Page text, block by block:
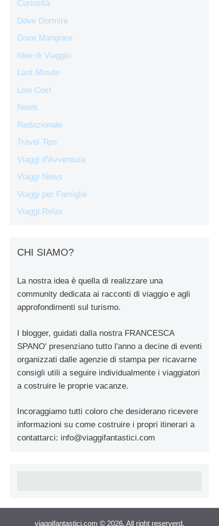
Curiosità
Dove Dormire
Dove Mangiare
Idee di Viaggio
Last Minute
Low Cost
News
Redazionale
Travel Tips
Viaggi d'Avventura
Viaggi News
Viaggi per Famiglie
Viaggi Relax
CHI SIAMO?
La nostra idea è quella di realizzare una
community dedicata ai racconti di viaggio e agli
approfondimenti sul turismo.
I blogger, guidati dalla nostra FRANCESCA
SPANO' presenziano tutto l'anno a decine di eventi
organizzati dalle agenzie di stampa per ricavarne
consigli utili a seguire individualmente i viaggiatori
a costruire le proprie vacanze.
Incoraggiamo tutti coloro che desiderano ricevere
informazioni su come costruire i propri itinerari a
contattarci: info@viaggifantastici.com
viaggifantastici.com © 2026. All right reserverd.